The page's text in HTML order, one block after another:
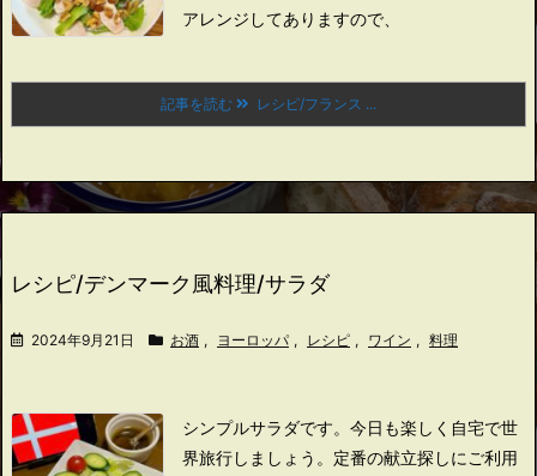
アレンジしてありますので、
記事を読む レシピ/フランス ...
レシピ/デンマーク風料理/サラダ
2024年9月21日 お酒 , ヨーロッパ , レシピ , ワイン , 料理
シンプルサラダです。 今日も楽しく自宅で世
界旅行しましょう。 定番の献立探しにご利用